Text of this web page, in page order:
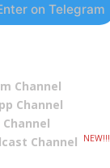
on Telegram
Channel
Channel
Channel
NEW!!!